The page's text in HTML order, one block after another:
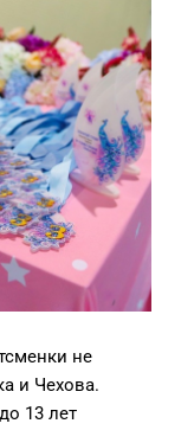
не
и Чехова.
13 лет